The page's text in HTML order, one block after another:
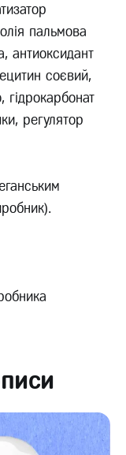
пальмова
антиоксидант
соєвий,
гідрокарбонат
регулятор